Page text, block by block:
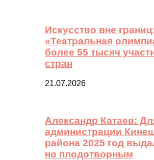
Искусство вне
«Театральная
более 55 тысяч
стран
21.07.2026
Александр Катаев:
администрации
района 2025 год
но плодотворным